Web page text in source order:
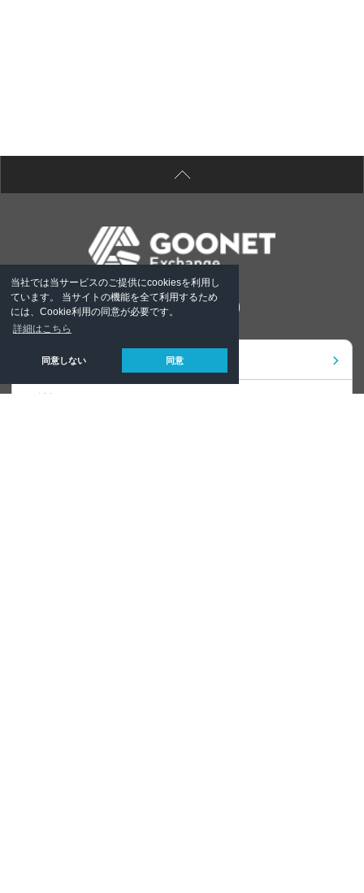
当社では当サービスのご提供にcookiesを利用し
ています。 当サイトの機能を全て利用するため
には、Cookie利用の同意が必要です。
詳細はこちら
同意しない 同意
新着情報